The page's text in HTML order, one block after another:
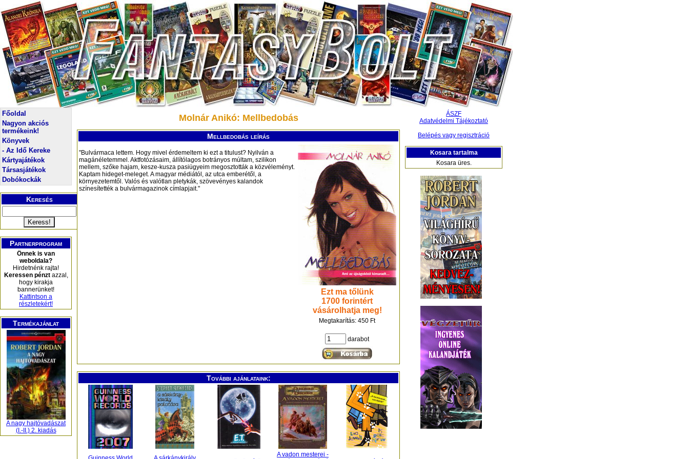
Főoldal
Nagyon akciós
termékeink!
Könyvek
- Az Idő Kereke
Kártyajátékok
Társasjátékok
Dobókockák
Keresés
Partnerprogram
Önnek is van
weboldala?
Hirdetnénk rajta!
Keressen pénztazzal,
hogy kirakja
bannerünket!
Kattintson a
részletekért!
Termékajánlat
A nagy hajtóvadászat
(I.-II.) 2. kiadás
Molnár Anikó: Mellbedobás
Mellbedobás leírás
Ezt ma tőlünk
1700 forintért
vásárolhatja meg!
Megtakarítás: 450 Ft
darabot
"Bulvármaca lettem. Hogy mivel érdemeltem ki ezt a titulust? Nyilván a
magánéletemmel. Aktfotózásaim, állítólagos botrányos múltam, szilikon
mellem, szőke hajam, kesze-kusza pasiügyeim megosztották a közvéleményt.
Kaptam hideget-meleget. A magyar médiától, az utca emberétől, a
környezetemtől. Valós és valótlan pletykák, szövevényes kalandok
színesítették a bulvármagazinok címlapjait."
További ajánlataink:
A vadon mesterei -
ÁSZF
Adatvédelmi Tájékoztató
Belépés vagy regisztráció
Kosara tartalma
Kosara üres.